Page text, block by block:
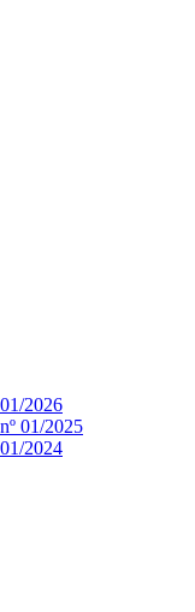
2026
01/2025
2024